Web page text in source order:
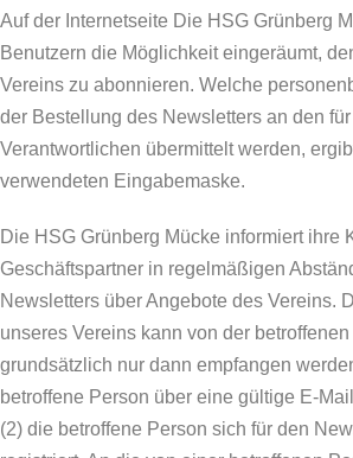
Auf der Internetseite Die HSG Grünberg
Benutzern die Möglichkeit eingeräumt,
Vereins zu abonnieren. Welche
der Bestellung des Newsletters an den
Verantwortlichen übermittelt werden,
verwendeten Eingabemaske.
Die HSG Grünberg Mücke informiert ihre
Geschäftspartner in regelmäßigen
Newsletters über Angebote des Vereins.
unseres Vereins kann von der
grundsätzlich nur dann empfangen
betroffene Person über eine gültige E-
(2) die betroffene Person sich für den